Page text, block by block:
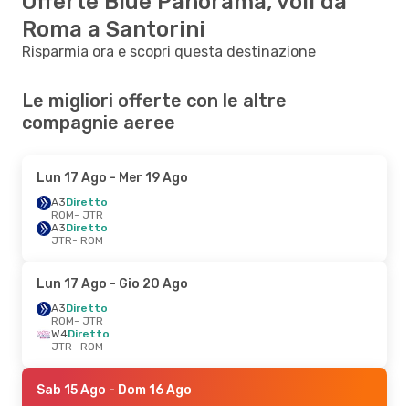
Roma a Santorini
Risparmia ora e scopri questa destinazione
Le migliori offerte con le altre
compagnie aeree
Lun 17 Ago - Mer 19 Ago
A3Diretto
ROM- JTR
A3Diretto
JTR- ROM
Lun 17 Ago - Gio 20 Ago
A3Diretto
ROM- JTR
W4Diretto
JTR- ROM
Sab 15 Ago - Dom 16 Ago